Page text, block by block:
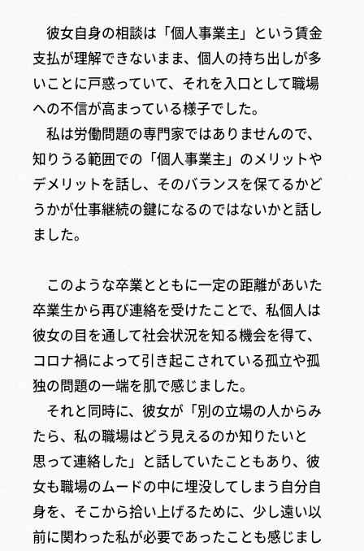
彼女自身の相談は「個人事業主」という賃金
支払が理解できないまま、個人の持ち出しが多
いことに戸惑っていて、それを入口として職場
への不信が高まっている様子でした。
私は労働問題の専門家ではありませんので、
知りうる範囲での「個人事業主」のメリットや
デメリットを話し、そのバランスを保てるかど
うかが仕事継続の鍵になるのではないかと話し
ました。
このような卒業とともに一定の距離があいた
卒業生から再び連絡を受けたことで、私個人は
彼女の目を通して社会状況を知る機会を得て、
コロナ禍によって引き起こされている孤立や孤
独の問題の一端を肌で感じました。
それと同時に、彼女が「別の立場の人からみ
たら、私の職場はどう見えるのか知りたいと
思って連絡した」と話していたこともあり、彼
女も職場のムードの中に埋没してしまう自分自
身を、そこから拾い上げるために、少し遠い以
前に関わった私が必要であったことも感じまし